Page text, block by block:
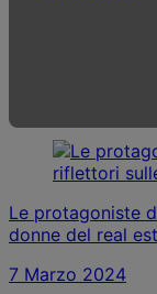
Le protagoniste
donne del real
7 Marzo 2024